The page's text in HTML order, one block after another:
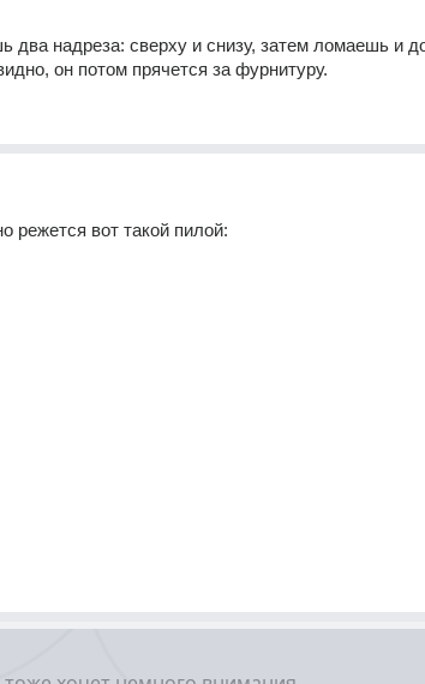
два надреза: сверху и снизу, затем ломаешь и
он потом прячется за фурнитуру.
режется вот такой пилой: